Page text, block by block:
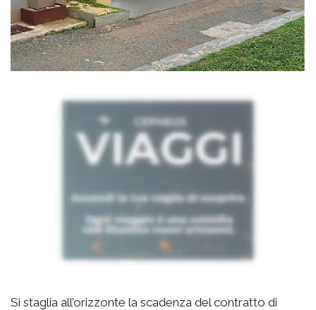
Si staglia all’orizzonte la scadenza del contratto di